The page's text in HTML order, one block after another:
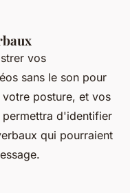
vos
sans le son pour
posture, et vos
d'identifier
qui pourraient